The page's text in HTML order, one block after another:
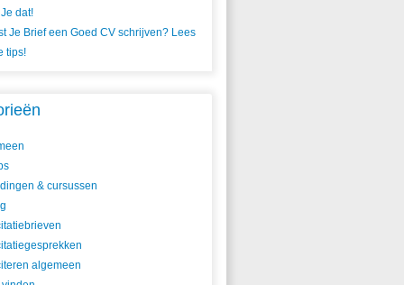
dat!
Je Brief een Goed CV schrijven? Lees
tips!
& cursussen
algemeen